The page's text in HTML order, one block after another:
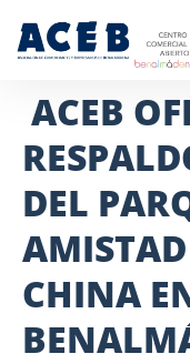
ACEB
DEL
CHINA